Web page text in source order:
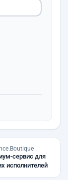
сервис для
исполнителей